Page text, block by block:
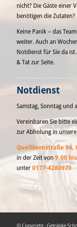
nicht? Die Gäste einer
benötigen die Zutaten?
Keine Panik – das
weiter. Auch an
Notdienst für Sie da
& Tat zur Seite.
Notdienst
Samstag, Sonntag und
Vereinbaren Sie bitte
zur Abholung in
Quellbornstraße 94,
in der Zeit von 9.00
unter0177-4280970
© Copyright - Getränke